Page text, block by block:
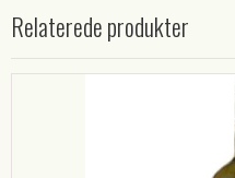
Relaterede produkter